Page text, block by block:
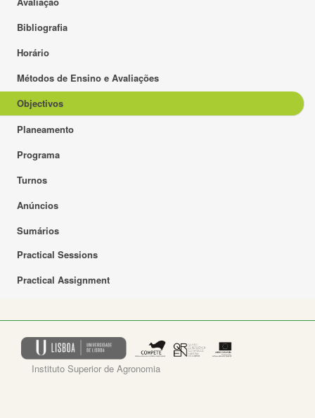
Bibliografia
Horário
Métodos de Ensino e Avaliações
Objectivos
Planeamento
Programa
Turnos
Anúncios
Sumários
Practical Sessions
Practical Assignment
Instituto Superior de Agronomia